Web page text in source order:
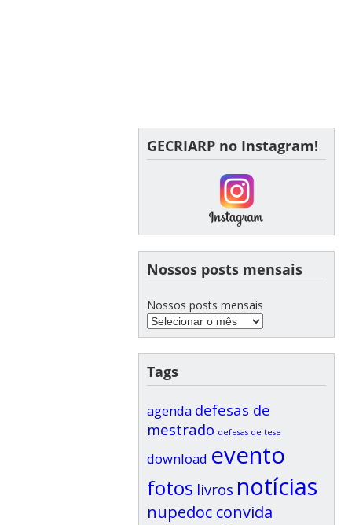
GECRIARP no Instagram!
Nossos posts mensais
Nossos posts mensais
Tags
agenda defesas de
mestrado defesas de tese
download evento
fotos livros notícias
nupedoc convida